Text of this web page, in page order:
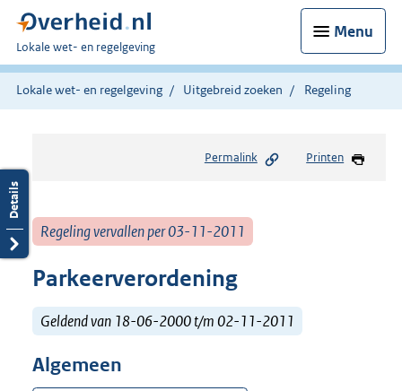
Menu
U
bent
hier:
Lokale wet- en regelgeving
Lokale wet- en regelgeving Uitgebreid zoeken Regeling
Permalink Printen
Regeling vervallen per 03-11-2011
Parkeerverordening
Geldend van 18-06-2000 t/m 02-11-2011
Algemeen